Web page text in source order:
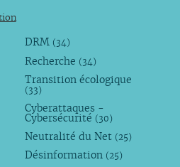
DRM (34)
Recherche (34)
Transition écologique
(33)
Cyberattaques -
Cybersécurité (30)
Neutralité du Net (25)
Désinformation (25)